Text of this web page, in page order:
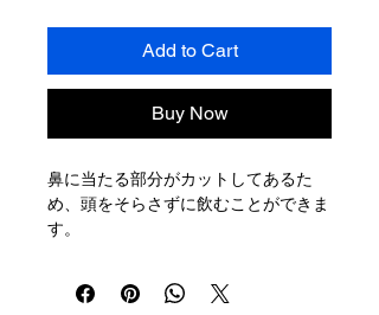
Add to Cart
Buy Now
鼻に当たる部分がカットしてあるた
め、頭をそらさずに飲むことができま
す。
す。